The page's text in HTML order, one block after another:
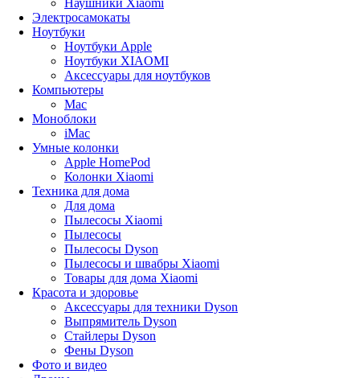
Электросамокаты
Ноутбуки
Ноутбуки Apple
Ноутбуки XIAOMI
Аксессуары для ноутбуков
Компьютеры
Mac
Моноблоки
iMac
Умные колонки
Apple HomePod
Колонки Xiaomi
Техника для дома
Для дома
Пылесосы Xiaomi
Пылесосы
Пылесосы Dyson
Пылесосы и швабры Xiaomi
Товары для дома Xiaomi
Красота и здоровье
Аксессуары для техники Dyson
Выпрямитель Dyson
Стайлеры Dyson
Фены Dyson
Фото и видео